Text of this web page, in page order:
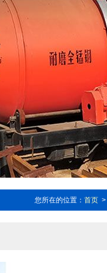
您所在的位置： 首页 >